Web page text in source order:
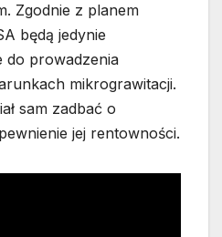
Zgodnie z planem
będą jedynie
do prowadzenia
mikrograwitacji.
sam zadbać o
jej rentowności.